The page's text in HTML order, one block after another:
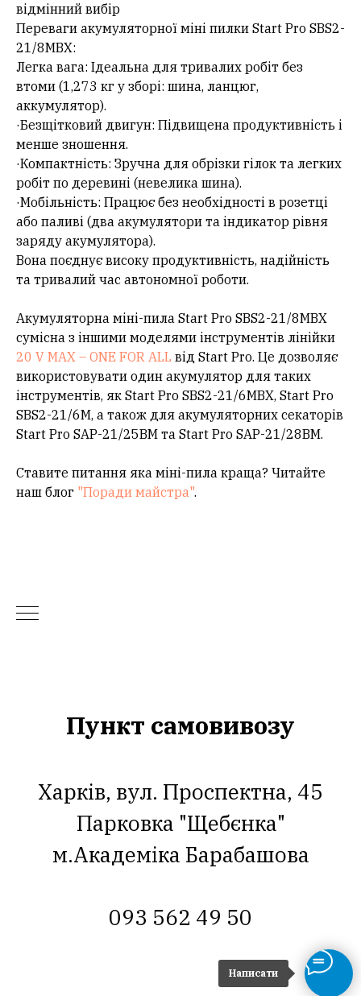
Написати
відмінний вибір
Переваги акумуляторної міні пилки Start Pro SBS2-
21/8MBX:
Легка вага: Ідеальна для тривалих робіт без
втоми (1,273 кг у зборі: шина, ланцюг,
аккумулятор).
·Безщітковий двигун: Підвищена продуктивність і
менше зношення.
·Компактність: Зручна для обрізки гілок та легких
робіт по деревині (невелика шина).
·Мобільність: Працює без необхідності в розетці
або паливі (два акумулятори та індикатор рівня
заряду акумулятора).
Вона поєднує високу продуктивність, надійність
та тривалий час автономної роботи.
Акумуляторна міні-пила Start Pro SBS2-21/8MBX
сумісна з іншими моделями інструментів лінійки
20 V MAX – ONE FOR ALL від Start Pro. Це дозволяє
використовувати один акумулятор для таких
інструментів, як Start Pro SBS2-21/6MBX, Start Pro
SBS2-21/6М, а також для акумуляторних секаторів
Start Pro SAP-21/25BM та Start Pro SAP-21/28BM.
Ставите питання яка міні-пила краща? Читайте
наш блог "Поради майстра".
Пункт самовивозу
Харків, вул. Проспектна, 45
Парковка "Щебєнка"
м.Академіка Барабашова
093 562 49 50